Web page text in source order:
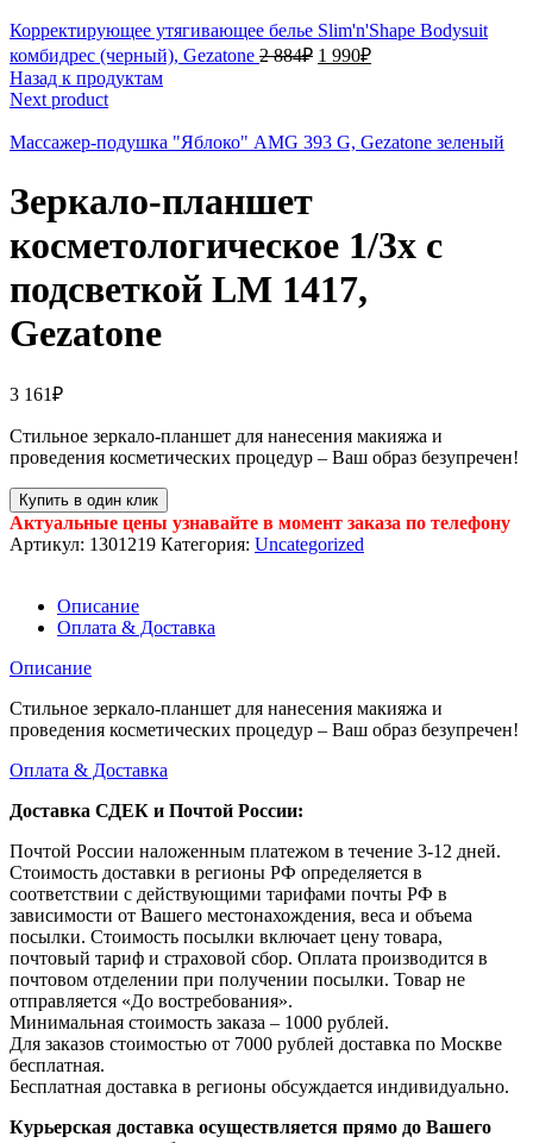
Корректирующее утягивающее белье Slim'n'Shape Bodysuit
комбидрес (черный), Gezatone 2 884₽ 1 990₽
Назад к продуктам
Next product
Массажер-подушка "Яблоко" AMG 393 G, Gezatone зеленый
Зеркало-планшет
косметологическое 1/3х с
подсветкой LM 1417,
Gezatone
3 161₽
Стильное зеркало-планшет для нанесения макияжа и
проведения косметических процедур – Ваш образ безупречен!
Купить в один клик
Актуальные цены узнавайте в момент заказа по телефону
Артикул: 1301219 Категория: Uncategorized
Описание
Оплата & Доставка
Описание
Стильное зеркало-планшет для нанесения макияжа и
проведения косметических процедур – Ваш образ безупречен!
Оплата & Доставка
Доставка СДЕК и Почтой России:
Почтой России наложенным платежом в течение 3-12 дней.
Стоимость доставки в регионы РФ определяется в
соответствии с действующими тарифами почты РФ в
зависимости от Вашего местонахождения, веса и объема
посылки. Стоимость посылки включает цену товара,
почтовый тариф и страховой сбор. Оплата производится в
почтовом отделении при получении посылки. Товар не
отправляется «До востребования».
Минимальная стоимость заказа – 1000 рублей.
Для заказов стоимостью от 7000 рублей доставка по Москве
бесплатная.
Бесплатная доставка в регионы обсуждается индивидуально.
Курьерская доставка осуществляется прямо до Вашего